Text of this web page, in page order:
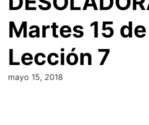
Martes 15
Lección 7
mayo 15, 2018